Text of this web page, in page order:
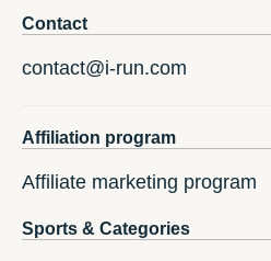
Contact
contact@i-run.com
Affiliation program
Affiliate marketing program
Sports & Categories